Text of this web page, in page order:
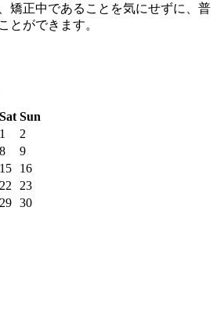
矯正中であることを気にせずに、普
とができます。
Sat Sun
1
2
8
9
15
16
22
23
29 30